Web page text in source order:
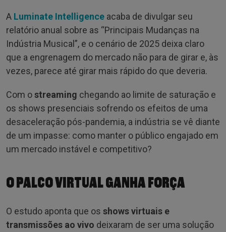
A Luminate Intelligence acaba de divulgar seu
relatório anual sobre as “Principais Mudanças na
Indústria Musical”, e o cenário de 2025 deixa claro
que a engrenagem do mercado não para de girar e, às
vezes, parece até girar mais rápido do que deveria.
Com ostreaming chegando ao limite de saturação e
os shows presenciais sofrendo os efeitos de uma
desaceleração pós-pandemia, a indústria se vê diante
de um impasse: como manter o público engajado em
um mercado instável e competitivo?
O PALCO VIRTUAL GANHA FORÇA
O estudo aponta que os shows virtuais e
transmissões ao vivo deixaram de ser uma solução